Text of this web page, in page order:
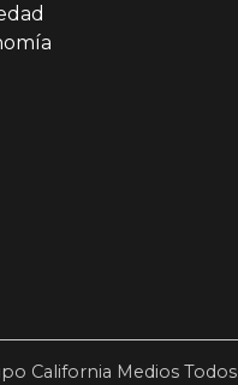
California Medios